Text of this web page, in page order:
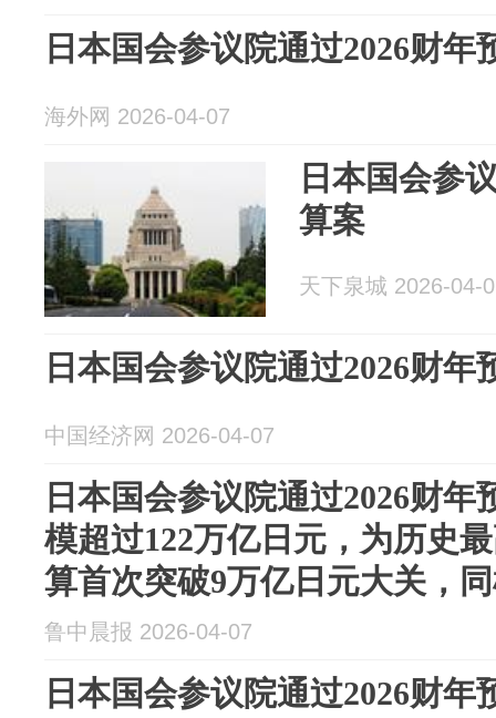
日本国会参议院通过2026财年
海外网 2026-04-07
日本国会参
算案
天下泉城 2026-04-
日本国会参议院通过2026财年
中国经济网 2026-04-07
日本国会参议院通过2026财
模超过122万亿日元，为历史
算首次突破9万亿日元大关，
鲁中晨报 2026-04-07
日本国会参议院通过2026财年